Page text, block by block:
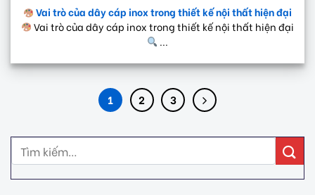
Vai trò của dây cáp inox trong thiết kế nội thất hiện đại
Vai trò của dây cáp inox trong thiết kế nội thất hiện đại
...
1 2 3